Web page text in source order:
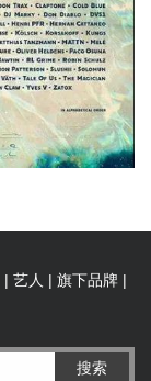
| 艺人 | 旗下品牌 |
搜索